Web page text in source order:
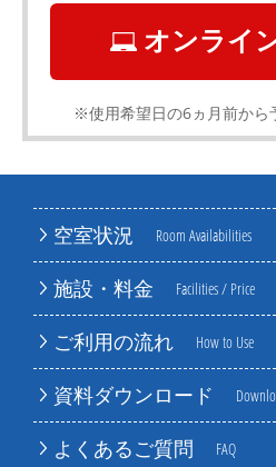
空室状況 Room Availabilities
施設・料金 Facilities / Price
ご利用の流れ How to Use
資料ダウンロード
よくあるご質問 FAQ
オンライ
※使用希望日の6ヵ月前から